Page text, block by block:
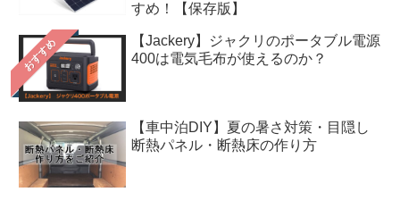
すめ！【保存版】
おすすめ
【Jackery】ジャクリのポータブル電源
400は電気毛布が使えるのか？
【車中泊DIY】夏の暑さ対策・目隠し
断熱パネル・断熱床の作り方